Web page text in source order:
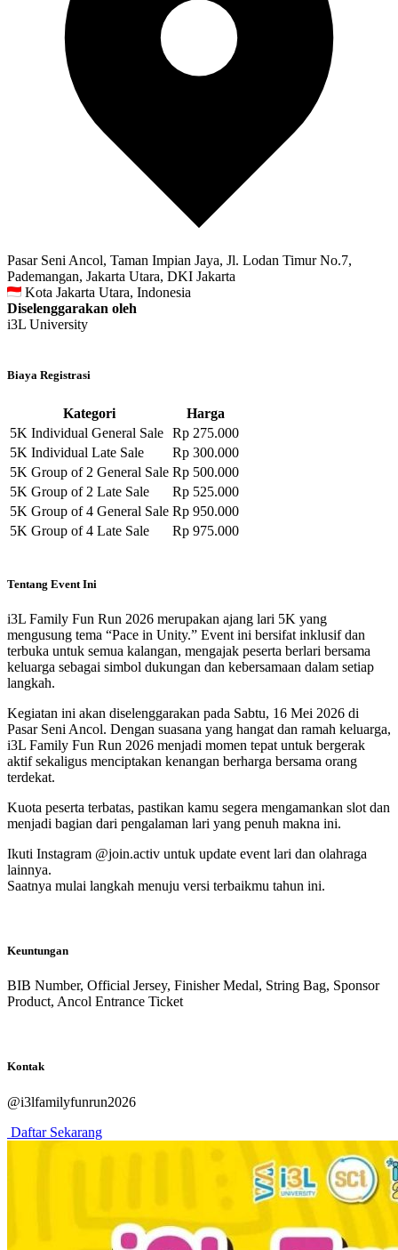
Pasar Seni Ancol, Taman Impian Jaya, Jl. Lodan Timur No.7,
Pademangan, Jakarta Utara, DKI Jakarta
Kota Jakarta Utara, Indonesia
Diselenggarakan oleh
i3L University
Biaya Registrasi
Kategori
Harga
5K Individual General Sale Rp 275.000
5K Individual Late Sale
Rp 300.000
5K Group of 2 General Sale Rp 500.000
5K Group of 2 Late Sale
Rp 525.000
5K Group of 4 General Sale Rp 950.000
5K Group of 4 Late Sale
Rp 975.000
Tentang Event Ini
i3L Family Fun Run 2026 merupakan ajang lari 5K yang
mengusung tema “Pace in Unity.” Event ini bersifat inklusif dan
terbuka untuk semua kalangan, mengajak peserta berlari bersama
keluarga sebagai simbol dukungan dan kebersamaan dalam setiap
langkah.
Kegiatan ini akan diselenggarakan pada Sabtu, 16 Mei 2026 di
Pasar Seni Ancol. Dengan suasana yang hangat dan ramah keluarga,
i3L Family Fun Run 2026 menjadi momen tepat untuk bergerak
aktif sekaligus menciptakan kenangan berharga bersama orang
terdekat.
Kuota peserta terbatas, pastikan kamu segera mengamankan slot dan
menjadi bagian dari pengalaman lari yang penuh makna ini.
Ikuti Instagram @join.activ untuk update event lari dan olahraga
lainnya.
Saatnya mulai langkah menuju versi terbaikmu tahun ini.
Keuntungan
BIB Number, Official Jersey, Finisher Medal, String Bag, Sponsor
Product, Ancol Entrance Ticket
Kontak
@i3lfamilyfunrun2026
Daftar Sekarang